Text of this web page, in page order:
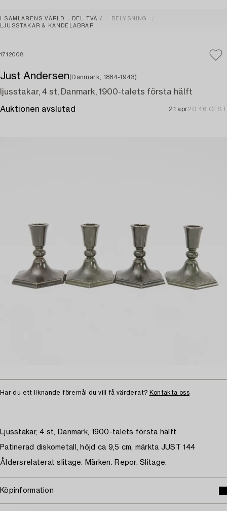
I SAMLARENS VÄRLD – DEL TVÅ
BELYSNING
LJUSSTAKAR & KANDELABRAR
1712008
Just Andersen(Danmark, 1884-1943)
ljusstakar, 4 st, Danmark, 1900-talets första hälft
Auktionen avslutad 21 apr20:46 CEST
Har du ett liknande föremål du vill få värderat? Kontakta oss
Ljusstakar, 4 st, Danmark, 1900-talets första hälft
Patinerad diskometall, höjd ca 9,5 cm, märkta JUST 144
Åldersrelaterat slitage. Märken. Repor. Slitage.
Köpinformation